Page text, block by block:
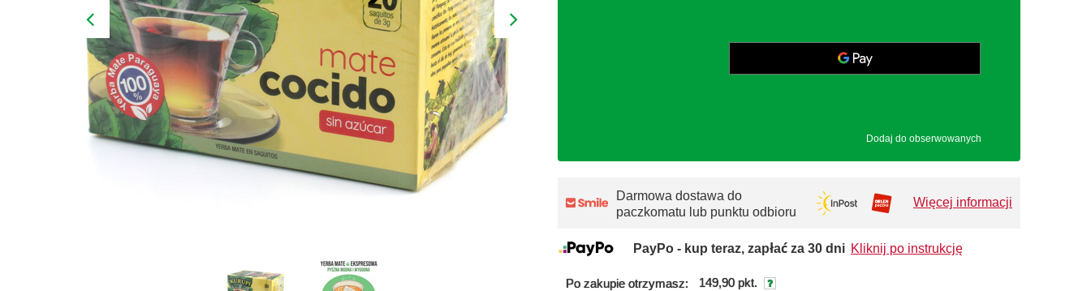
Dodaj do obserwowanych
Darmowa dostawa do
paczkomatu lub punktu odbioru
Więcej informacji
PayPo - kup teraz, zapłać za 30 dni Kliknij po instrukcję
Po zakupie otrzymasz: 149,90 pkt.